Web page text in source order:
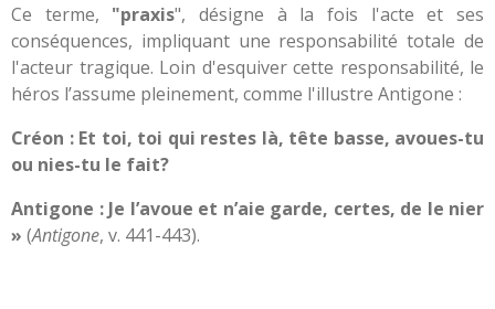
Ce terme, "praxis", désigne à la fois l'acte et ses
conséquences, impliquant une responsabilité totale de
l'acteur tragique. Loin d'esquiver cette responsabilité, le
héros l’assume pleinement, comme l'illustre Antigone :
Créon : Et toi, toi qui restes là, tête basse, avoues-tu
ou nies-tu le fait?
Antigone : Je l’avoue et n’aie garde, certes, de le nier
» (Antigone, v. 441-443).